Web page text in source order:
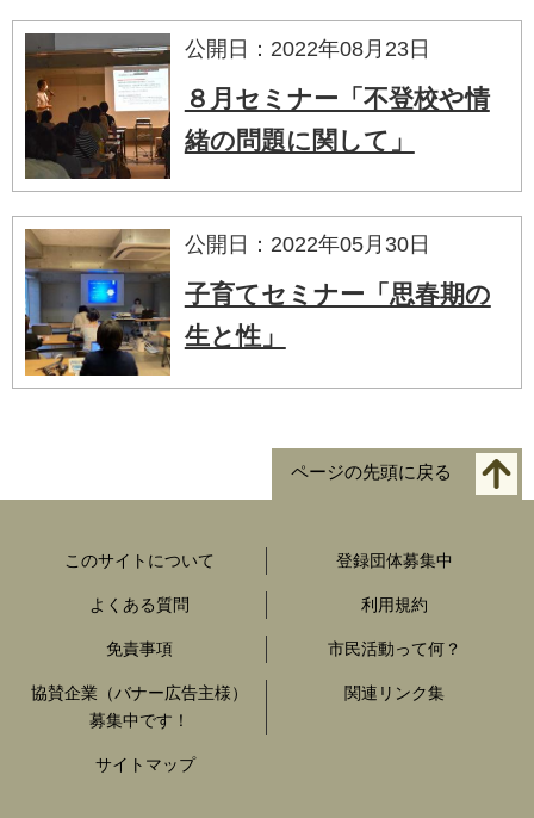
公開日：2022年08月23日
８月セミナー「不登校や情
緒の問題に関して」
公開日：2022年05月30日
子育てセミナー「思春期の
生と性」
ページの先頭に戻る
このサイトについて 登録団体募集中
よくある質問 利用規約
免責事項 市民活動って何？
協賛企業（バナー広告主様）
募集中です！
関連リンク集
サイトマップ